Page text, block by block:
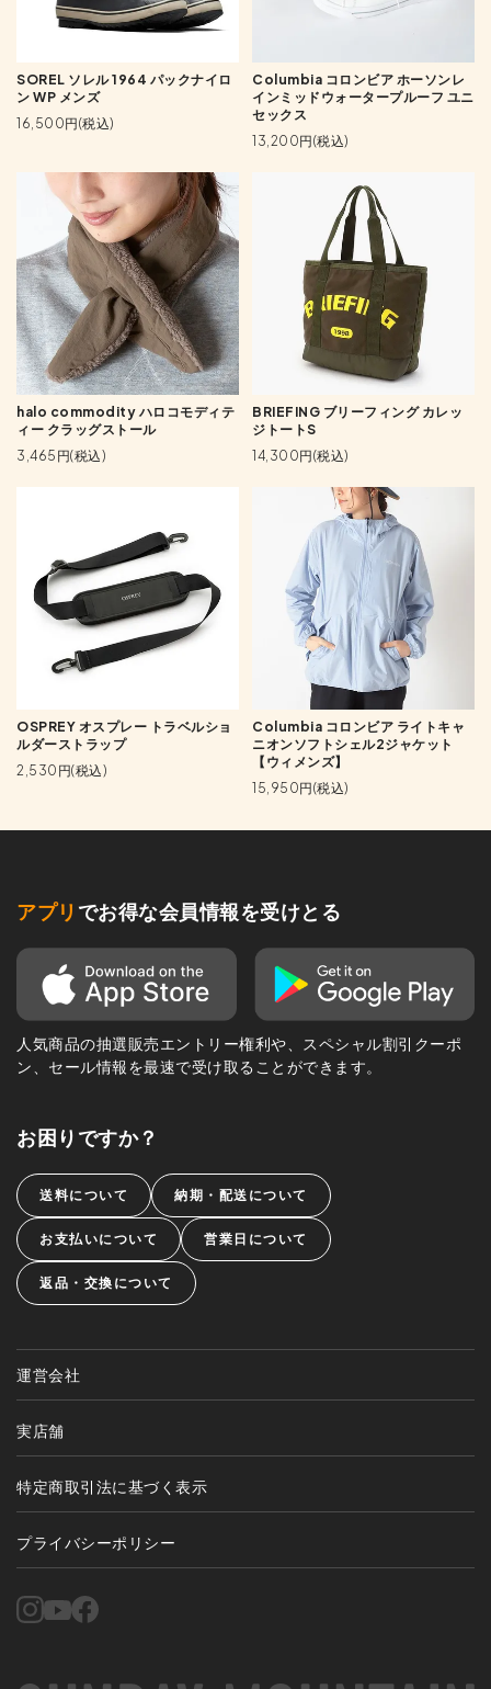
SOREL ソレル 1964 パックナイロ
ン WP メンズ
16,500円(税込)
Columbia コロンビア ホーソンレ
インミッドウォータープルーフ ユニ
セックス
13,200円(税込)
halo commodity ハロコモディテ
ィー クラッグストール
3,465円(税込)
BRIEFING ブリーフィング カレッ
ジトートS
14,300円(税込)
OSPREY オスプレー トラベルショ
ルダーストラップ
2,530円(税込)
Columbia コロンビア ライトキャ
ニオンソフトシェル2ジャケット
【ウィメンズ】
15,950円(税込)
アプリ でお得な会員情報を受けとる
人気商品の抽選販売エントリー権利や、スペシャル割引クーポ
ン、セール情報を最速で受け取ることができます。
お困りですか？
送料について 納期・配送について
お支払いについて 営業日について
返品・交換について
運営会社
実店舗
特定商取引法に基づく表示
プライバシーポリシー